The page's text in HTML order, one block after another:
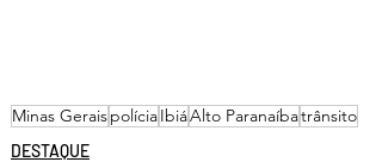
Minas GeraispolíciaIbiáAlto Paranaíbatrânsito
DESTAQUE